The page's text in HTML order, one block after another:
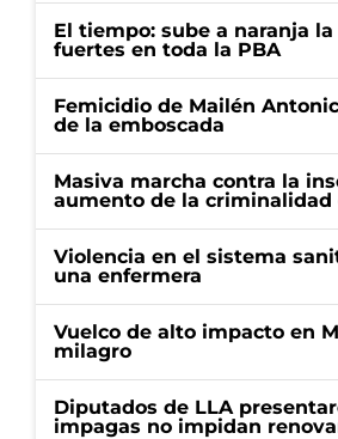
El tiempo: sube a naranja
fuertes en toda la PBA
Femicidio de Mailén
de la emboscada
Masiva marcha contra la
aumento de la criminalidad
Violencia en el sistema
una enfermera
Vuelco de alto impacto en
milagro
Diputados de LLA
impagas no impidan